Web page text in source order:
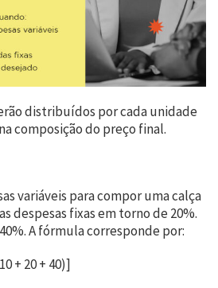
distribuídos por cada unidade
composição do preço final.
variáveis para compor uma calça
despesas fixas em torno de 20%.
A fórmula corresponde por:
+ 20 + 40)]